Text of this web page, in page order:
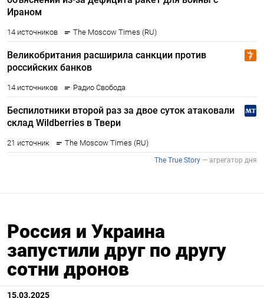
Россия и Украина
запустили друг по другу
сотни дронов
15.03.2025